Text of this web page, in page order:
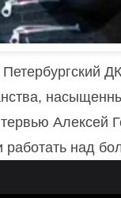
Алексей
работать над